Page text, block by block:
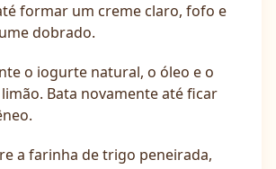
formar um creme claro, fofo e
dobrado.
o iogurte natural, o óleo e o
Bata novamente até ficar
a farinha de trigo peneirada,